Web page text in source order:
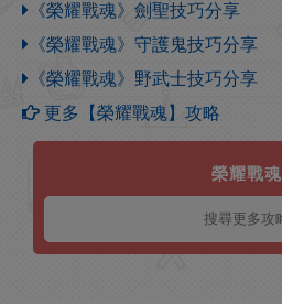
《榮耀戰魂》劍聖技巧分享
《榮耀戰魂》守護鬼技巧分享
《榮耀戰魂》野武士技巧分享
更多【榮耀戰魂】攻略
榮耀戰魂